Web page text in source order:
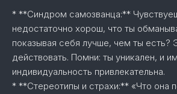
* **Синдром самозванца:**
недостаточно хорош, что ты
показывая себя лучше, чем ты есть?
действовать. Помни: ты уникален, и
индивидуальность привлекательна.
* **Стереотипы и страхи:** «Что она